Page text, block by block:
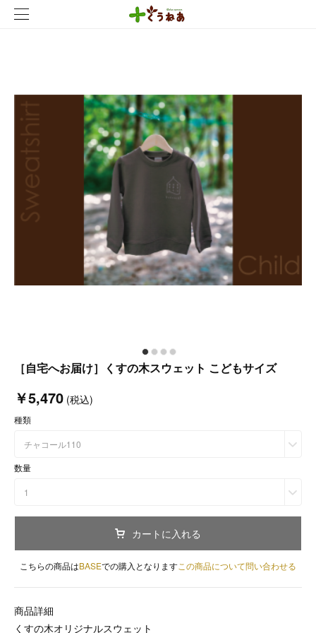
［自宅へお届け］くすの木スウェット こどもサイズ
￥5,470 (税込)
種類
チャコール110
数量
1
カートに入れる
こちらの商品はBASEでの購入となりますこの商品について問い合わせる
商品詳細
くすの木オリジナルスウェット